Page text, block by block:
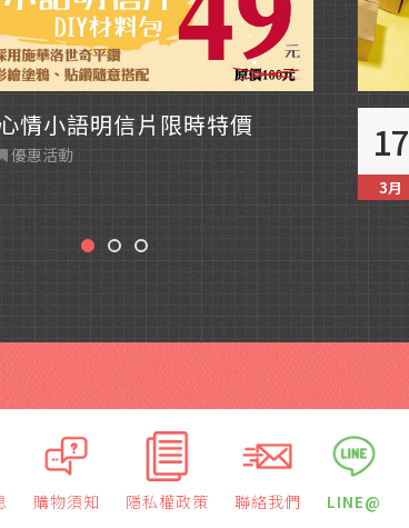
情小語明信片限時特價
優惠活動
Read More
17
3月
購物須知 隱私權政策 聯絡我們 LINE@